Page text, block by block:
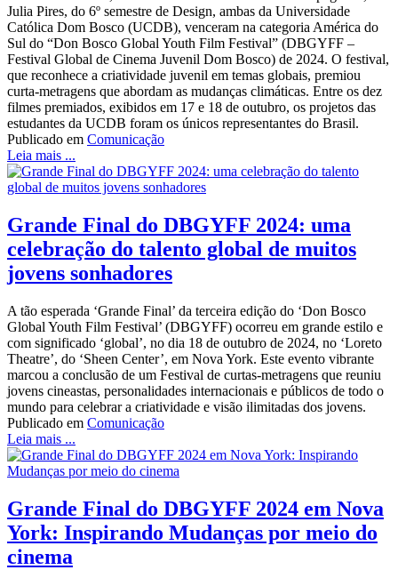
Julia Pires, do 6º semestre de Design, ambas da Universidade
Católica Dom Bosco (UCDB), venceram na categoria América do
Sul do “Don Bosco Global Youth Film Festival” (DBGYFF –
Festival Global de Cinema Juvenil Dom Bosco) de 2024. O festival,
que reconhece a criatividade juvenil em temas globais, premiou
curta-metragens que abordam as mudanças climáticas. Entre os dez
filmes premiados, exibidos em 17 e 18 de outubro, os projetos das
estudantes da UCDB foram os únicos representantes do Brasil.
Publicado em Comunicação
Leia mais ...
Grande Final do DBGYFF 2024: uma
celebração do talento global de muitos
jovens sonhadores
A tão esperada ‘Grande Final’ da terceira edição do ‘Don Bosco
Global Youth Film Festival’ (DBGYFF) ocorreu em grande estilo e
com significado ‘global’, no dia 18 de outubro de 2024, no ‘Loreto
Theatre’, do ‘Sheen Center’, em Nova York. Este evento vibrante
marcou a conclusão de um Festival de curtas-metragens que reuniu
jovens cineastas, personalidades internacionais e públicos de todo o
mundo para celebrar a criatividade e visão ilimitadas dos jovens.
Publicado em Comunicação
Leia mais ...
Grande Final do DBGYFF 2024 em Nova
York: Inspirando Mudanças por meio do
cinema